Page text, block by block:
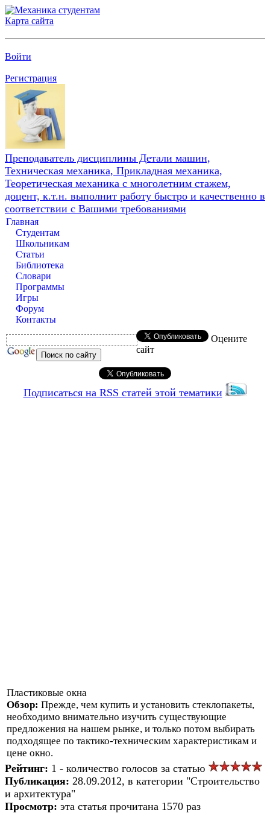
Карта сайта
Войти
Регистрация
Преподаватель дисциплины Детали машин,
Техническая механика, Прикладная механика,
Теоретическая механика с многолетним стажем,
доцент, к.т.н. выполнит работу быстро и качественно в
соответствии с Вашими требованиями
Главная
Студентам
Школьникам
Статьи
Библиотека
Словари
Программы
Игры
Форум
Контакты
Оцените
сайт
Подписаться на RSS статей этой тематики
Пластиковые окна
Обзор: Прежде, чем купить и установить стеклопакеты,
необходимо внимательно изучить существующие
предложения на нашем рынке, и только потом выбирать
подходящее по тактико-техническим характеристикам и
цене окно.
Рейтинг: 1 - количество голосов за статью
Публикация: 28.09.2012, в категории "Строительство
и архитектура"
Просмотр: эта статья прочитана 1570 раз